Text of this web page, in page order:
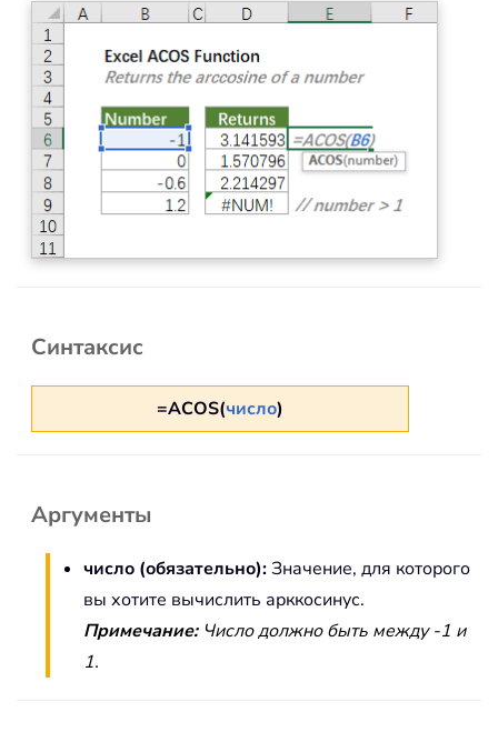
Синтаксис
=ACOS(число)
Аргументы
число (обязательно):Значение, для которого
вы хотите вычислить арккосинус.
Примечание: Число должно быть между -1 и
1.